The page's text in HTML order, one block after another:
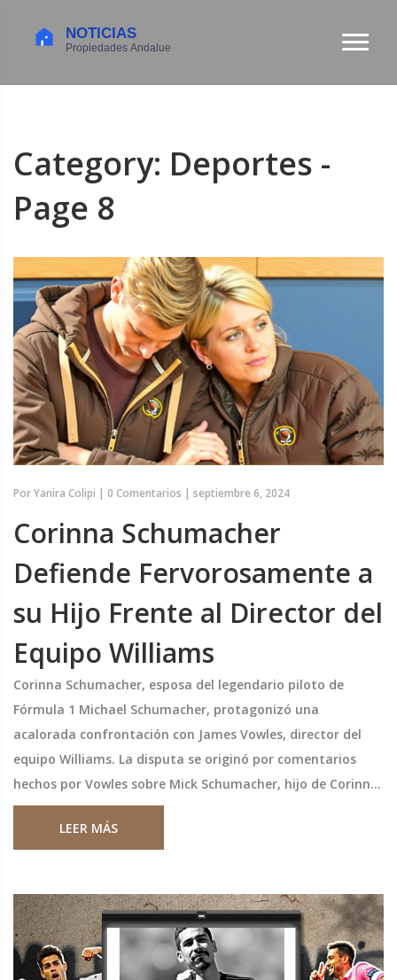
Category: Deportes -
Page 8
PorYanira Colipi | 0 Comentarios | septiembre 6, 2024
Corinna Schumacher
Defiende Fervorosamente a
su Hijo Frente al Director del
Equipo Williams
Corinna Schumacher, esposa del legendario piloto de
Fórmula 1 Michael Schumacher, protagonizó una
acalorada confrontación con James Vowles, director del
equipo Williams. La disputa se originó por comentarios
hechos por Vowles sobre Mick Schumacher, hijo de Corinna
y ex piloto de Fórmula 1. La reacción de Corinna destaca la
intensa dinámica emocional y profesional en la Fórmula 1.
LEER MÁS